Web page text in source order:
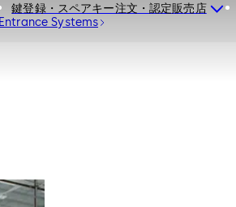
鍵登録・スペアキー注文・認定販売店
Systems